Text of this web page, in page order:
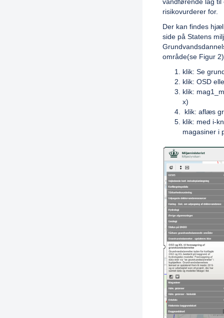
vandførende lag til
risikovurderer for.
Der kan findes
side på Statens
område(se Figur
klik: Se
klik: OSD
klik:
x)
klik: aflæs
klik: med i-
magasiner i